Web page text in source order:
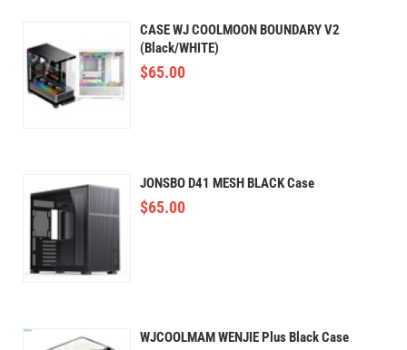
CASE WJ COOLMOON BOUNDARY V2
(Black/WHITE)
$65.00
JONSBO D41 MESH BLACK Case
$65.00
WJCOOLMAM WENJIE Plus Black Case